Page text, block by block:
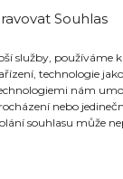
Souhlas
služby, používáme
technologie
nám
nebo
souhlasu může
O nás
Projekty
Členství